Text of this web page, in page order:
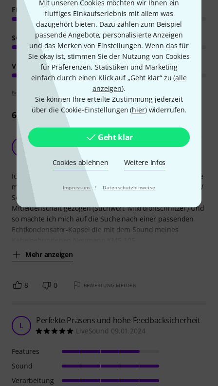
Mit unseren Cookies möchten wir Ihnen ein
fluffiges Einkaufserlebnis mit allem was
dazugehört bieten. Dazu zählen zum Beispiel
passende Angebote, personalisierte Anzeigen
und das Merken von Einstellungen. Wenn das für
Sie okay ist, stimmen Sie der Nutzung von Cookies
für Präferenzen, Statistiken und Marketing
einfach durch einen Klick auf „Geht klar“ zu (alle
anzeigen).
Sie können Ihre erteilte Zustimmung jederzeit
über die Cookie-Einstellungen (hier) widerrufen.
Geht klar
Cookies ablehnen Weitere Infos
Impressum · Datenschutzhinweise
FEATURES
SOUND
VERARBEITUNG
Bewertungsrichtlinien
6Rezensionen
Absolute Spitzenklasse für Sennheiser EW-Serie
für ordentliches Geld
JulKula 09.11.2017
Ich spiele um die 100 Termine im Jahr und davon sehr viele
mit großer Top40 Besetzung, wo wir alle die Sennheiser EW
Serie als Handfunken nutzen. Meine Kapsel war etwas in
Mitleidenschaft gezogen (Stichwort 'Mikrofonschnitzel') Und
so machte ich mich auf die Suche nach einer passenden
Echtkondensator-Kapsel die mit dem Sound meines
Mehr anzeigen
8 0 BEWERTUNG MELDEN
L Perfekte Präsens und hohe Feedbacksicherheit
LiveSound 09.01.2024
Features
Sound
Verarbeitung